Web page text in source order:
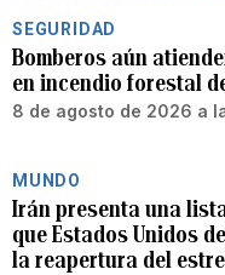
SEGURIDAD
Bomberos aún
en incendio forestal
8 de agosto de 2026 a
MUNDO
Irán presenta una
que Estados Unidos
la reapertura del